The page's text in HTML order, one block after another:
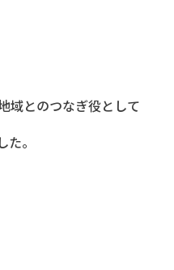
域とのつなぎ役として
。